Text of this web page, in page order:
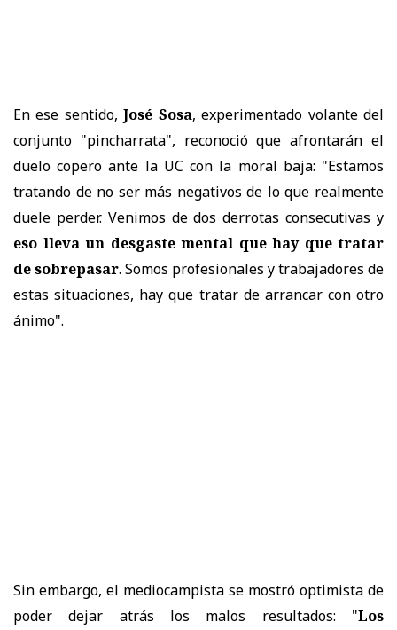
En ese sentido,José Sosa, experimentado volante del
conjunto "pincharrata", reconoció que afrontarán el
duelo copero ante la UC con la moral baja: "Estamos
tratando de no ser más negativos de lo que realmente
duele perder. Venimos de dos derrotas consecutivas y
eso lleva un desgaste mental que hay que tratar
de sobrepasar. Somos profesionales y trabajadores de
estas situaciones, hay que tratar de arrancar con otro
ánimo".
Sin embargo, el mediocampista se mostró optimista de
poder dejar atrás los malos resultados: "Los